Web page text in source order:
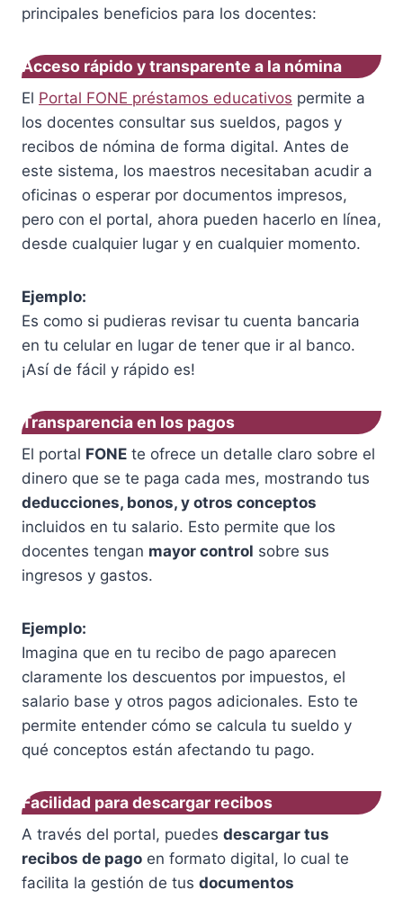
principales beneficios para los docentes:
Acceso rápido y transparente a la nómina
El Portal FONE préstamos educativos permite a
los docentes consultar sus sueldos, pagos y
recibos de nómina de forma digital. Antes de
este sistema, los maestros necesitaban acudir a
oficinas o esperar por documentos impresos,
pero con el portal, ahora pueden hacerlo en línea,
desde cualquier lugar y en cualquier momento.
Ejemplo:
Es como si pudieras revisar tu cuenta bancaria
en tu celular en lugar de tener que ir al banco.
¡Así de fácil y rápido es!
Transparencia en los pagos
El portal FONE te ofrece un detalle claro sobre el
dinero que se te paga cada mes, mostrando tus
deducciones, bonos, y otros conceptos
incluidos en tu salario. Esto permite que los
docentes tengan mayor control sobre sus
ingresos y gastos.
Ejemplo:
Imagina que en tu recibo de pago aparecen
claramente los descuentos por impuestos, el
salario base y otros pagos adicionales. Esto te
permite entender cómo se calcula tu sueldo y
qué conceptos están afectando tu pago.
Facilidad para descargar recibos
A través del portal, puedes descargar tus
recibos de pago en formato digital, lo cual te
facilita la gestión de tus documentos